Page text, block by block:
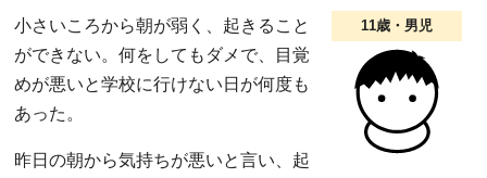
11歳・男児
小さいころから朝が弱く、起きること
ができない。何をしてもダメで、目覚
めが悪いと学校に行けない日が何度も
あった。
昨日の朝から気持ちが悪いと言い、起